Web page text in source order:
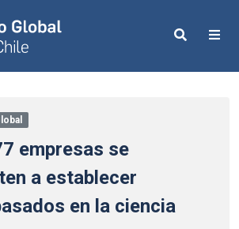
Search
empresas se
a establecer
en la ciencia